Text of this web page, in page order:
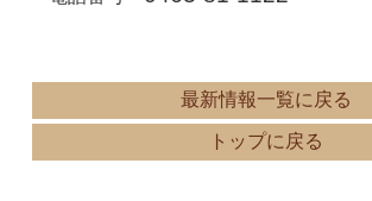
最新情報一覧に戻る
トップに戻る